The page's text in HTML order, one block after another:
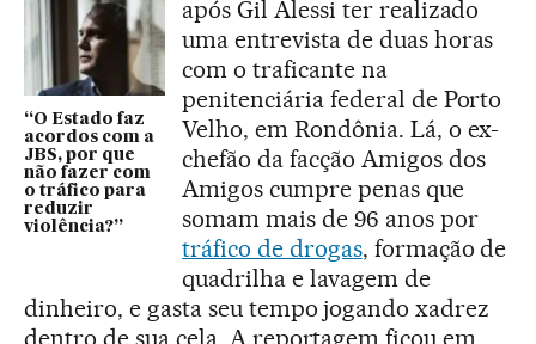
“O Estado faz
acordos com a
JBS, por que
não fazer com
o tráfico para
reduzir
violência?”
após Gil Alessi ter realizado
uma entrevista de duas horas
com o traficante na
penitenciária federal de Porto
Velho, em Rondônia. Lá, o ex-
chefão da facção Amigos dos
Amigos cumpre penas que
somam mais de 96 anos por
tráfico de drogas, formação de
quadrilha e lavagem de
dinheiro, e gasta seu tempo jogando xadrez
dentro de sua cela. A reportagem ficou em